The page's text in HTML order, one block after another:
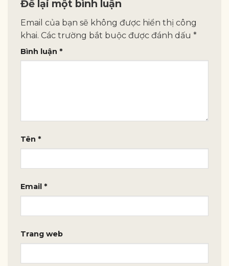
Để lại một bình luận
Email của bạn sẽ không được hiển thị công
khai. Các trường bắt buộc được đánh dấu *
Bình luận *
Tên *
Email *
Trang web